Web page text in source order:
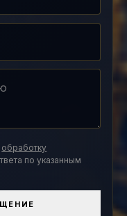
обработку
по указанным